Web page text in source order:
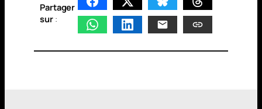
Partager
sur: